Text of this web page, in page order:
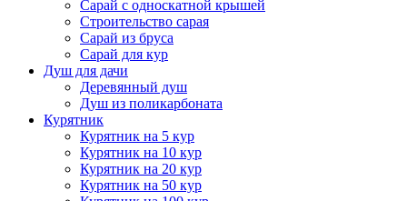
Cарай с односкатной крышей
Строительство сарая
Сарай из бруса
Сарай для кур
Душ для дачи
Деревянный душ
Душ из поликарбоната
Курятник
Курятник на 5 кур
Курятник на 10 кур
Курятник на 20 кур
Курятник на 50 кур